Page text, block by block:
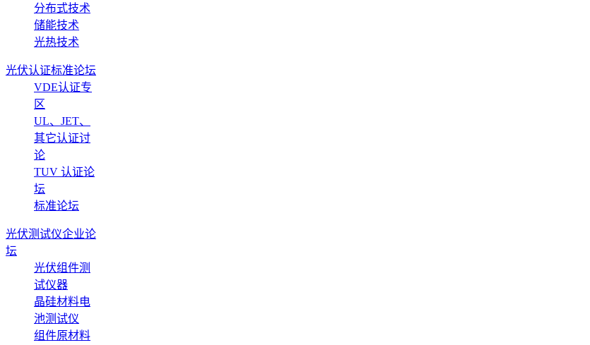
分布式技术
储能技术
光热技术
光伏认证标准论坛
VDE认证专
区
UL、JET、
其它认证讨
论
TUV 认证论
坛
标准论坛
光伏测试仪企业论
坛
光伏组件测
试仪器
晶硅材料电
池测试仪
组件原材料